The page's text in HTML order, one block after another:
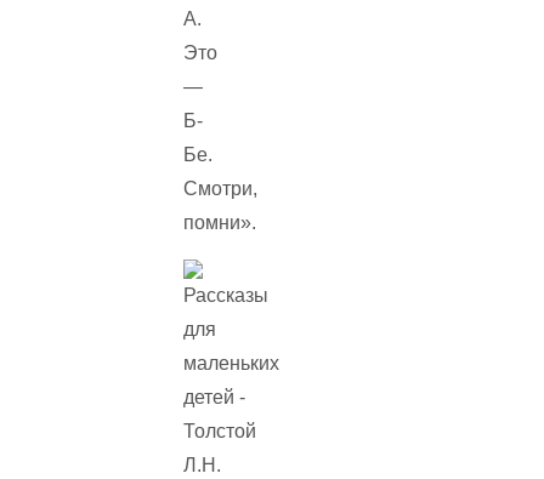
А.
Это
—
Б-
Бе.
Смотри,
помни».